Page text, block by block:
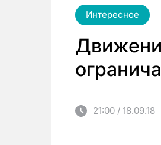
Интересное
21:00 / 18.09.18